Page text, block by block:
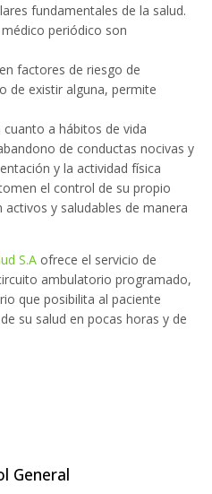
fundamentales de la salud.
periódico son
factores de riesgo de
de existir alguna, permite
a hábitos de vida
de conductas nocivas y
y la actividad física
el control de su propio
y saludables de manera
S.A ofrece el servicio de
ambulatorio programado,
que posibilita al paciente
su salud en pocas horas y de
General